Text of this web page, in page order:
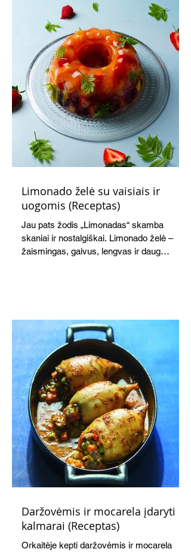
Limonado želė su vaisiais ir
uogomis (Receptas)
Jau pats žodis „Limonadas“ skamba
skaniai ir nostalgiškai. Limonado želė –
žaismingas, gaivus, lengvas ir daug
Daržovėmis ir mocarela įdaryti
kalmarai (Receptas)
Orkaitėje kepti daržovėmis ir mocarela